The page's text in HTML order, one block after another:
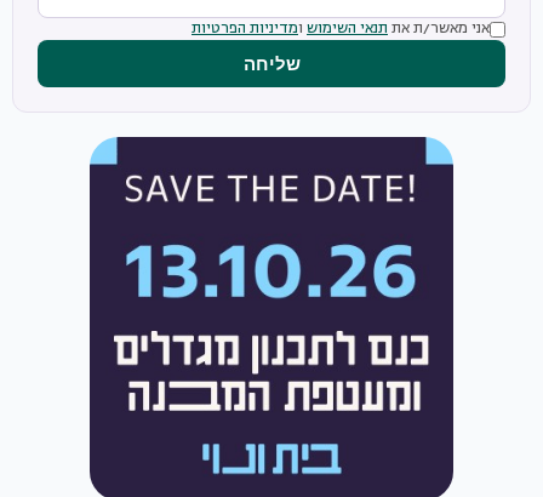
אני מאשר/ת את תנאי השימוש ומדיניות הפרטיות
שליחה